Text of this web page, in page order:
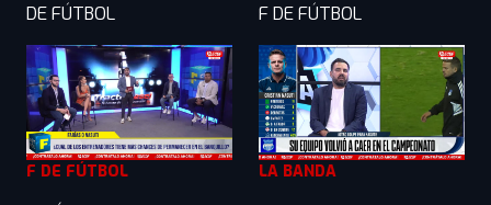
DE FÚTBOL
F DE FÚTBOL
F DE FÚTBOL LA BANDA